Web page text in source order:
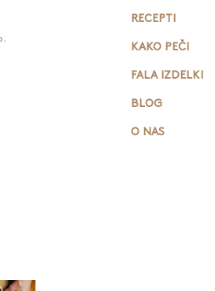
RECEPTI
KAKO PEČI
FALA IZDELKI
BLOG
O NAS